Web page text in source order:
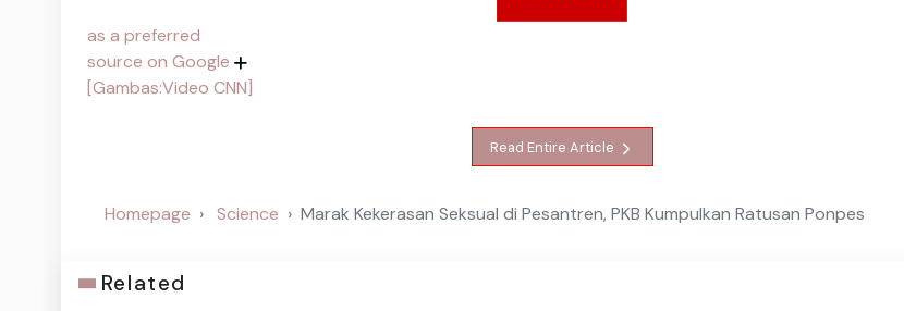
as a preferred
source on Google
[Gambas:Video CNN]
Read Entire Article
Homepage Science Marak Kekerasan Seksual di Pesantren, PKB Kumpulkan Ratusan Ponpes
Related